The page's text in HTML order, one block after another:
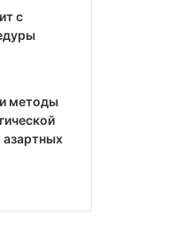
с
методы
азартных